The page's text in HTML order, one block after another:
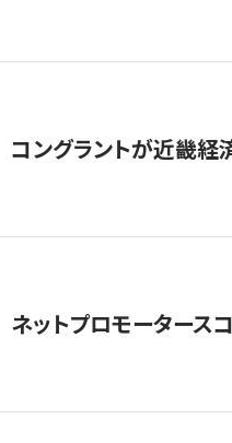
コングラントが近畿
ネットプロモータース